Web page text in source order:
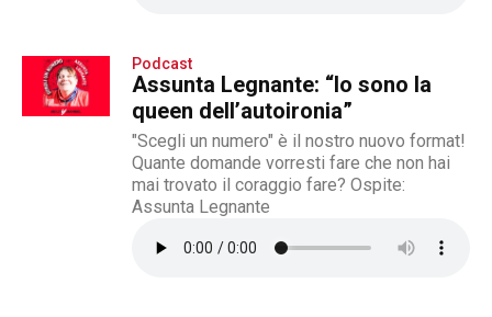
Podcast
Assunta Legnante: “Io sono la
queen dell’autoironia”
"Scegli un numero" è il nostro nuovo format!
Quante domande vorresti fare che non hai
mai trovato il coraggio fare? Ospite:
Assunta Legnante